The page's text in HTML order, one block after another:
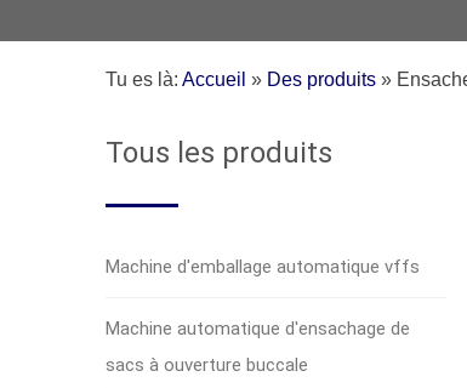
Tu es là: Accueil » Des produits »
Tous les produits
Machine d'emballage automatique vffs
Machine automatique d'ensachage de
sacs à ouverture buccale